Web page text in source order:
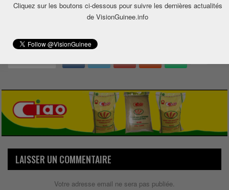
LAISSER UN COMMENTAIRE
Votre adresse email ne sera pas publiée.
Cliquez sur les boutons ci-dessous pour suivre les dernières actualités
de VisionGuinee.info